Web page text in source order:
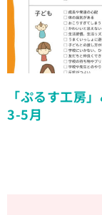
「ぷるす工房
3-5月